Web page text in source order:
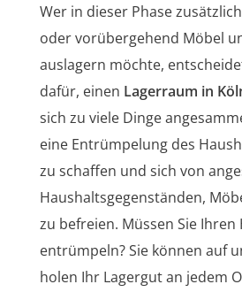
Wer in dieser Phase
oder vorübergehend Möbel
auslagern möchte,
dafür, einen Lagerraum in
sich zu viele Dinge
eine Entrümpelung des
zu schaffen und sich von
Haushaltsgegenständen,
zu befreien. Müssen Sie Ihren
entrümpeln? Sie können auf
holen Ihr Lagergut an jedem